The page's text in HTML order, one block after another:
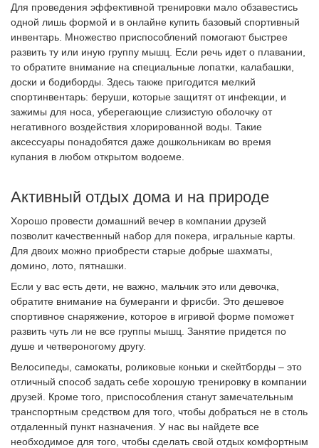
Для проведения эффективной тренировки мало обзавестись
одной лишь формой и в онлайне купить базовый спортивный
инвентарь. Множество приспособлений помогают быстрее
развить ту или иную группу мышц. Если речь идет о плавании,
то обратите внимание на специальные лопатки, калабашки,
доски и бодиборды. Здесь также пригодится мелкий
спортинвентарь: беруши, которые защитят от инфекции, и
зажимы для носа, уберегающие слизистую оболочку от
негативного воздействия хлорированной воды. Такие
аксессуары понадобятся даже дошкольникам во время
купания в любом открытом водоеме.
Активный отдых дома и на природе
Хорошо провести домашний вечер в компании друзей
позволит качественный набор для покера, игральные карты.
Для двоих можно приобрести старые добрые шахматы,
домино, лото, пятнашки.
Если у вас есть дети, не важно, мальчик это или девочка,
обратите внимание на бумеранги и фрисби. Это дешевое
спортивное снаряжение, которое в игривой форме поможет
развить чуть ли не все группы мышц. Занятие придется по
душе и четвероногому другу.
Велосипеды, самокаты, роликовые коньки и скейтборды – это
отличный способ задать себе хорошую тренировку в компании
друзей. Кроме того, приспособления станут замечательным
транспортным средством для того, чтобы добраться не в столь
отдаленный пункт назначения. У нас вы найдете все
необходимое для того, чтобы сделать свой отдых комфортным